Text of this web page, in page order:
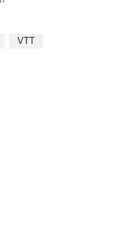
VTT